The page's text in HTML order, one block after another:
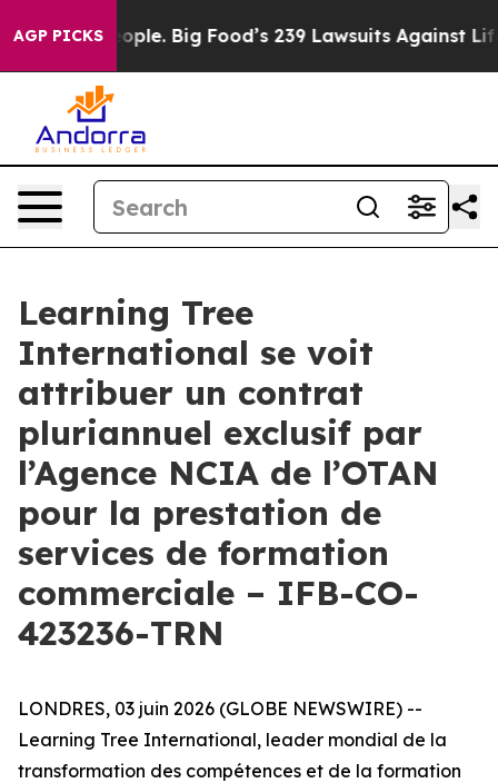
AGP PICKS
The People. Big Food’s 239 Lawsuits Against Life-
Learning Tree
International se voit
attribuer un contrat
pluriannuel exclusif par
l’Agence NCIA de l’OTAN
pour la prestation de
services de formation
commerciale – IFB-CO-
423236-TRN
LONDRES, 03 juin 2026 (GLOBE NEWSWIRE) --
Learning Tree International, leader mondial de la
transformation des compétences et de la formation